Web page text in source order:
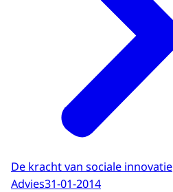
De kracht van sociale innovatie
Advies31-01-2014